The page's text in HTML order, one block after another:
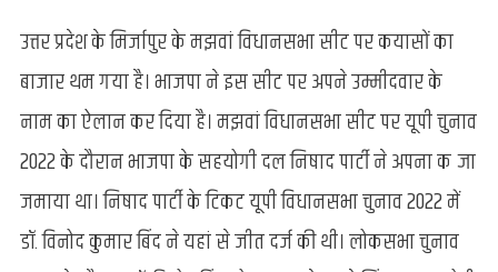
उत्तर प्रदेश के मिर्जापुर के मझवां विधानसभा सीट पर कयासों का
बाजार थम गया है। भाजपा ने इस सीट पर अपने उम्मीदवार के
नाम का ऐलान कर दिया है। मझवां विधानसभा सीट पर यूपी चुनाव
2022 के दौरान भाजपा के सहयोगी दल निषाद पार्टी ने अपना कब्जा
जमाया था। निषाद पार्टी के टिकट यूपी विधानसभा चुनाव 2022 में
डॉ. विनोद कुमार बिंद ने यहां से जीत दर्ज की थी। लोकसभा चुनाव